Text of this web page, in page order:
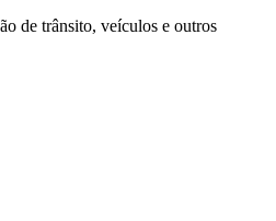
de trânsito, veículos e outros